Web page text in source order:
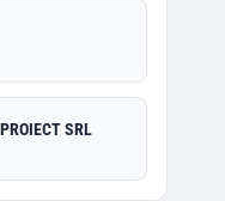
SRL